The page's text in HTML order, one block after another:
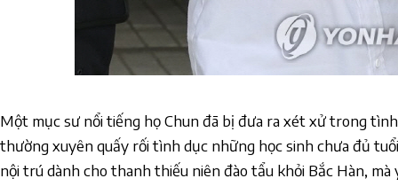
Một mục sư nổi tiếng họ Chun đã bị đưa ra xét xử trong
thường xuyên quấy rối tình dục những học sinh chưa đủ
nội trú dành cho thanh thiếu niên đào tẩu khỏi Bắc Hàn,